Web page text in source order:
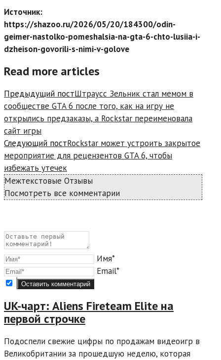
Источник:
https://shazoo.ru/2026/05/20/184300/odin-
geimer-nastolko-pomeshalsia-na-gta-6-chto-lusiia-i-
dzheison-govorili-s-nimi-v-golove
Read more articles
Предыдущий постШтраусс Зельник стал мемом в
сообществе GTA 6 после того, как на игру не
открылись предзаказы, а Rockstar переименовала
сайт игры
Следующий постRockstar может устроить закрытое
мероприятие для рецензентов GTA 6, чтобы
избежать утечек
Межтекстовые Отзывы
Посмотреть все комментарии
Имя*
Email*
UK-чарт: Aliens Fireteam Elite на
первой строчке
Подоспели свежие цифры по продажам видеоигр в
Великобритании за прошедшую неделю, которая